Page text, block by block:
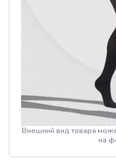
Внешний вид товара
на